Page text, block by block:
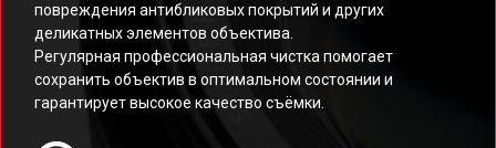
повреждения антибликовых покрытий и других
деликатных элементов объектива.
Регулярная профессиональная чистка помогает
сохранить объектив в оптимальном состоянии и
гарантирует высокое качество съёмки.